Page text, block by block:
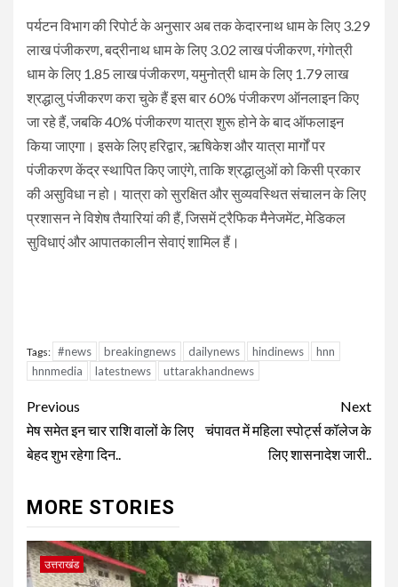
पर्यटन विभाग की रिपोर्ट के अनुसार अब तक केदारनाथ धाम के लिए 3.29
लाख पंजीकरण, बद्रीनाथ धाम के लिए 3.02 लाख पंजीकरण, गंगोत्री
धाम के लिए 1.85 लाख पंजीकरण, यमुनोत्री धाम के लिए 1.79 लाख
श्रद्धालु पंजीकरण करा चुके हैं इस बार 60% पंजीकरण ऑनलाइन किए
जा रहे हैं, जबकि 40% पंजीकरण यात्रा शुरू होने के बाद ऑफलाइन
किया जाएगा। इसके लिए हरिद्वार, ऋषिकेश और यात्रा मार्गों पर
पंजीकरण केंद्र स्थापित किए जाएंगे, ताकि श्रद्धालुओं को किसी प्रकार
की असुविधा न हो। यात्रा को सुरक्षित और सुव्यवस्थित संचालन के लिए
प्रशासन ने विशेष तैयारियां की हैं, जिसमें ट्रैफिक मैनेजमेंट, मेडिकल
सुविधाएं और आपातकालीन सेवाएं शामिल हैं।
Tags: #news breakingnews dailynews hindinews
hnn
hnnmedia
latestnews uttarakhandnews
Continue
Reading
Previous
मेष समेत इन चार राशि वालों के लिए
बेहद शुभ रहेगा दिन..
Next
चंपावत में महिला स्पोर्ट्स कॉलेज के
लिए शासनादेश जारी..
MORE STORIES
उत्तराखंड